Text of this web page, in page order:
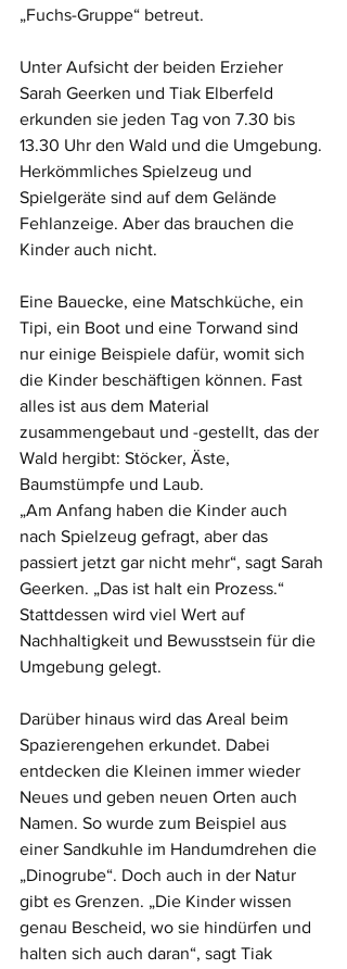
„Fuchs-Gruppe“ betreut.
Unter Aufsicht der beiden Erzieher
Sarah Geerken und Tiak Elberfeld
erkunden sie jeden Tag von 7.30 bis
13.30 Uhr den Wald und die Umgebung.
Herkömmliches Spielzeug und
Spielgeräte sind auf dem Gelände
Fehlanzeige. Aber das brauchen die
Kinder auch nicht.
Eine Bauecke, eine Matschküche, ein
Tipi, ein Boot und eine Torwand sind
nur einige Beispiele dafür, womit sich
die Kinder beschäftigen können. Fast
alles ist aus dem Material
zusammengebaut und -gestellt, das der
Wald hergibt: Stöcker, Äste,
Baumstümpfe und Laub.
„Am Anfang haben die Kinder auch
nach Spielzeug gefragt, aber das
passiert jetzt gar nicht mehr“, sagt Sarah
Geerken. „Das ist halt ein Prozess.“
Stattdessen wird viel Wert auf
Nachhaltigkeit und Bewusstsein für die
Umgebung gelegt.
Darüber hinaus wird das Areal beim
Spazierengehen erkundet. Dabei
entdecken die Kleinen immer wieder
Neues und geben neuen Orten auch
Namen. So wurde zum Beispiel aus
einer Sandkuhle im Handumdrehen die
„Dinogrube“. Doch auch in der Natur
gibt es Grenzen. „Die Kinder wissen
genau Bescheid, wo sie hindürfen und
halten sich auch daran“, sagt Tiak